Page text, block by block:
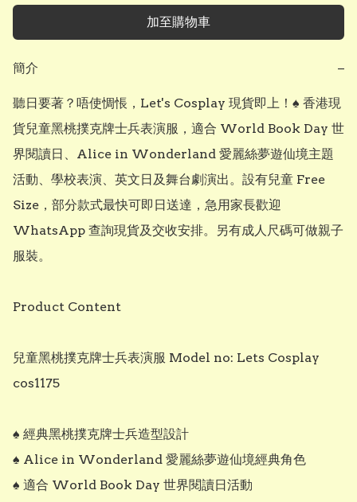
加至購物車
簡介 −
聽日要著？唔使惆悵，Let's Cosplay 現貨即上！♠️ 香港現
貨兒童黑桃撲克牌士兵表演服，適合 World Book Day 世
界閱讀日、Alice in Wonderland 愛麗絲夢遊仙境主題
活動、學校表演、英文日及舞台劇演出。設有兒童 Free
Size，部分款式最快可即日送達，急用家長歡迎
WhatsApp 查詢現貨及交收安排。另有成人尺碼可做親子
服裝。
Product Content
兒童黑桃撲克牌士兵表演服 Model no: Lets Cosplay
cos1175
♠️ 經典黑桃撲克牌士兵造型設計
♠️ Alice in Wonderland 愛麗絲夢遊仙境經典角色
♠️ 適合 World Book Day 世界閱讀日活動